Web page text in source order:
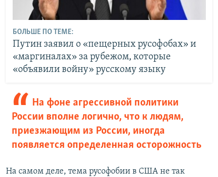
БОЛЬШЕ ПО ТЕМЕ:
Путин заявил о «пещерных русофобах» и
«маргиналах» за рубежом, которые
«объявили войну» русскому языку
На фоне агрессивной политики
России вполне логично, что к людям,
приезжающим из России, иногда
появляется определенная осторожность
На самом деле, тема русофобии в США не так